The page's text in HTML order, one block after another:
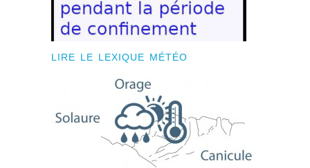
LIRE LE LEXIQUE MÉTÉO